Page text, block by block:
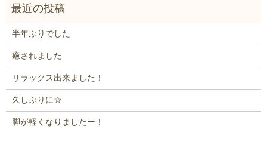
半年ぶりでした
癒されました
リラックス出来ました！
久しぶりに☆
脚が軽くなりましたー！